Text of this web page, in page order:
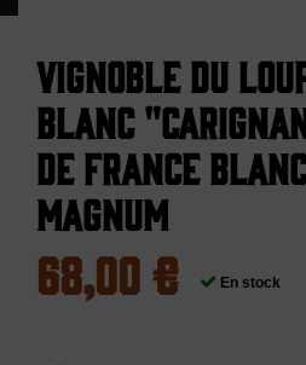
Vignoble du
Blanc
de France
Magnum
68,00 € En stock